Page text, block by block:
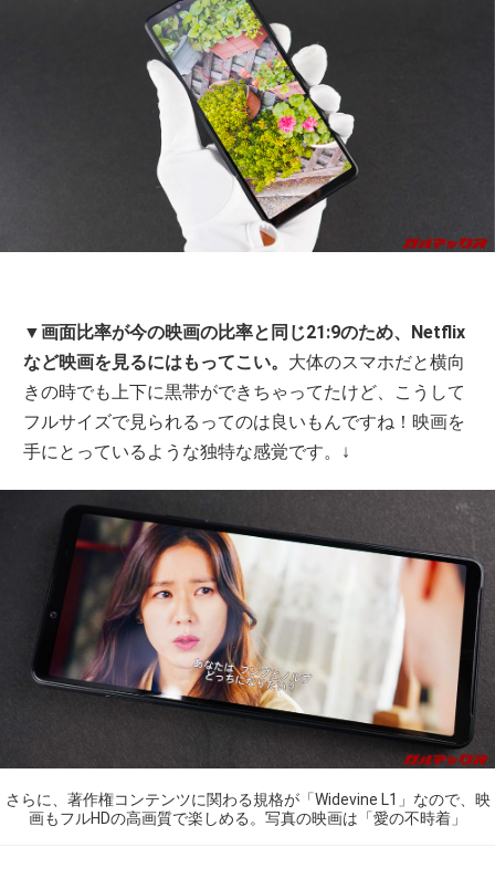
▼画面比率が今の映画の比率と同じ21:9のため、Netflix
など映画を見るにはもってこい。 大体のスマホだと横向
きの時でも上下に黒帯ができちゃってたけど、こうして
フルサイズで見られるってのは良いもんですね！映画を
手にとっているような独特な感覚です。↓
さらに、著作権コンテンツに関わる規格が「Widevine L1」なので、映
画もフルHDの高画質で楽しめる。写真の映画は「愛の不時着」